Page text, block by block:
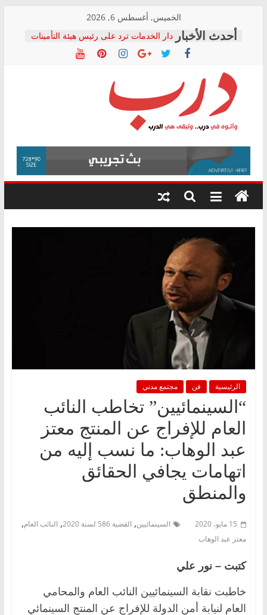
content
الخميس, أغسطس 6, 2026
دار الخدمات ترد على رئيس هيئة التأمينات
بعد مؤتمره الصحفي: إنكار الأزمة لا ينهي
معاناة أصحاب المعاشات.. ونطالب بكشف
فرحات سليمان يكتب: القطاع الصحي إلى
أين؟
حزب التحالف الشعبي يطلق لجنة “الحق
في الصحة” بالإسكندرية لرصد الانتهاكات
ودعم المرضى
الوزاري لمدينة الصحفيين.. وانتهاء أعمال
إنشاء المبنى الإداري
المجلس القومي لحقوق الإنسان يعلن
متابعة قضية الدكتور محمد زهران.. ويؤكد:
قرينة البراءة وضمانات المحاكمة العادلة
درب
وأتوه
درب..
وتبقى
هي
الرئيسية فن مجتمع مدني
“السينمائيين” تخاطب النائب
العام للإفراج عن المنتج معتز
عبد الوهاب: ما نسب إليه من
اتهامات يجافي الحقائق
والمنطق
15 مايو، 2020 السينمائيين, القضية 586 لسنة 2020 , النائب العام,
معتز عبد الوهاب
كتبت – نور علي
خاطبت نقابة السينمائيين النائب العام والمحامي
العام لنيابة أمن الدولة للإفراج عن المنتج السينمائي